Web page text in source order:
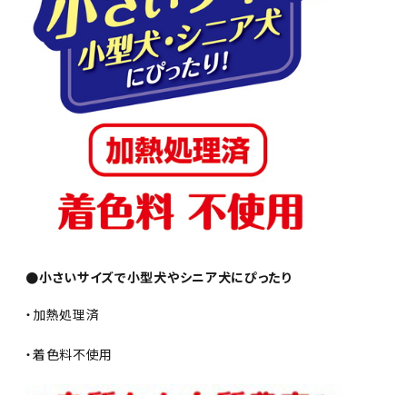
●小さいサイズで小型犬やシニア犬にぴったり
・加熱処理済
・着色料不使用